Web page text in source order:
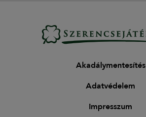
Akadálymentesítés
Adatvédelem
Impresszum